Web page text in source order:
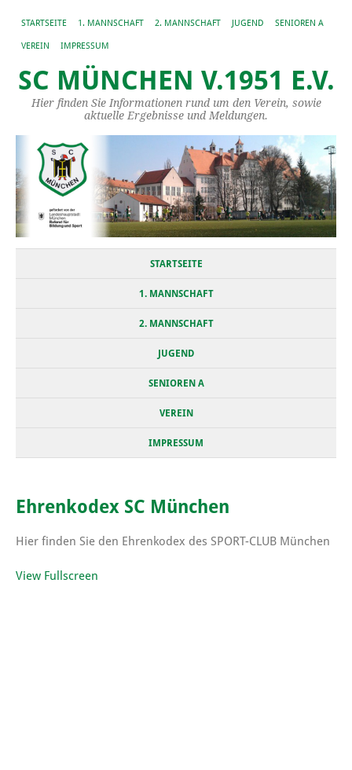
STARTSEITE 1. MANNSCHAFT 2. MANNSCHAFT JUGEND SENIOREN A
VEREIN IMPRESSUM
SC MÜNCHEN V.1951 E.V.
Hier finden Sie Informationen rund um den Verein, sowie
aktuelle Ergebnisse und Meldungen.
STARTSEITE
1. MANNSCHAFT
2. MANNSCHAFT
JUGEND
SENIOREN A
VEREIN
IMPRESSUM
Ehrenkodex SC München
Hier finden Sie den Ehrenkodex des SPORT-CLUB München
View Fullscreen